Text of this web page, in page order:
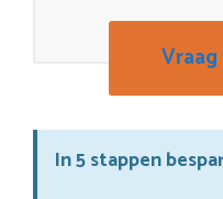
In 5 stappen